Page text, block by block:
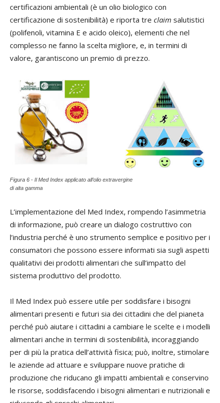
certificazioni ambientali (è un olio biologico con
certificazione di sostenibilità) e riporta tre claim salutistici
(polifenoli, vitamina E e acido oleico), elementi che nel
complesso ne fanno la scelta migliore, e, in termini di
valore, garantiscono un premio di prezzo.
Figura 6 - Il Med Index applicato all’olio extravergine
di alta gamma
L’implementazione del Med Index, rompendo l’asimmetria
di informazione, può creare un dialogo costruttivo con
l’industria perché è uno strumento semplice e positivo per i
consumatori che possono essere informati sia sugli aspetti
qualitativi dei prodotti alimentari che sull’impatto del
sistema produttivo del prodotto.
Il Med Index può essere utile per soddisfare i bisogni
alimentari presenti e futuri sia dei cittadini che del pianeta
perché può aiutare i cittadini a cambiare le scelte e i modelli
alimentari anche in termini di sostenibilità, incoraggiando
per di più la pratica dell’attività fisica; può, inoltre, stimolare
le aziende ad attuare e sviluppare nuove pratiche di
produzione che riducano gli impatti ambientali e conservino
le risorse, soddisfacendo i bisogni alimentari e nutrizionali e